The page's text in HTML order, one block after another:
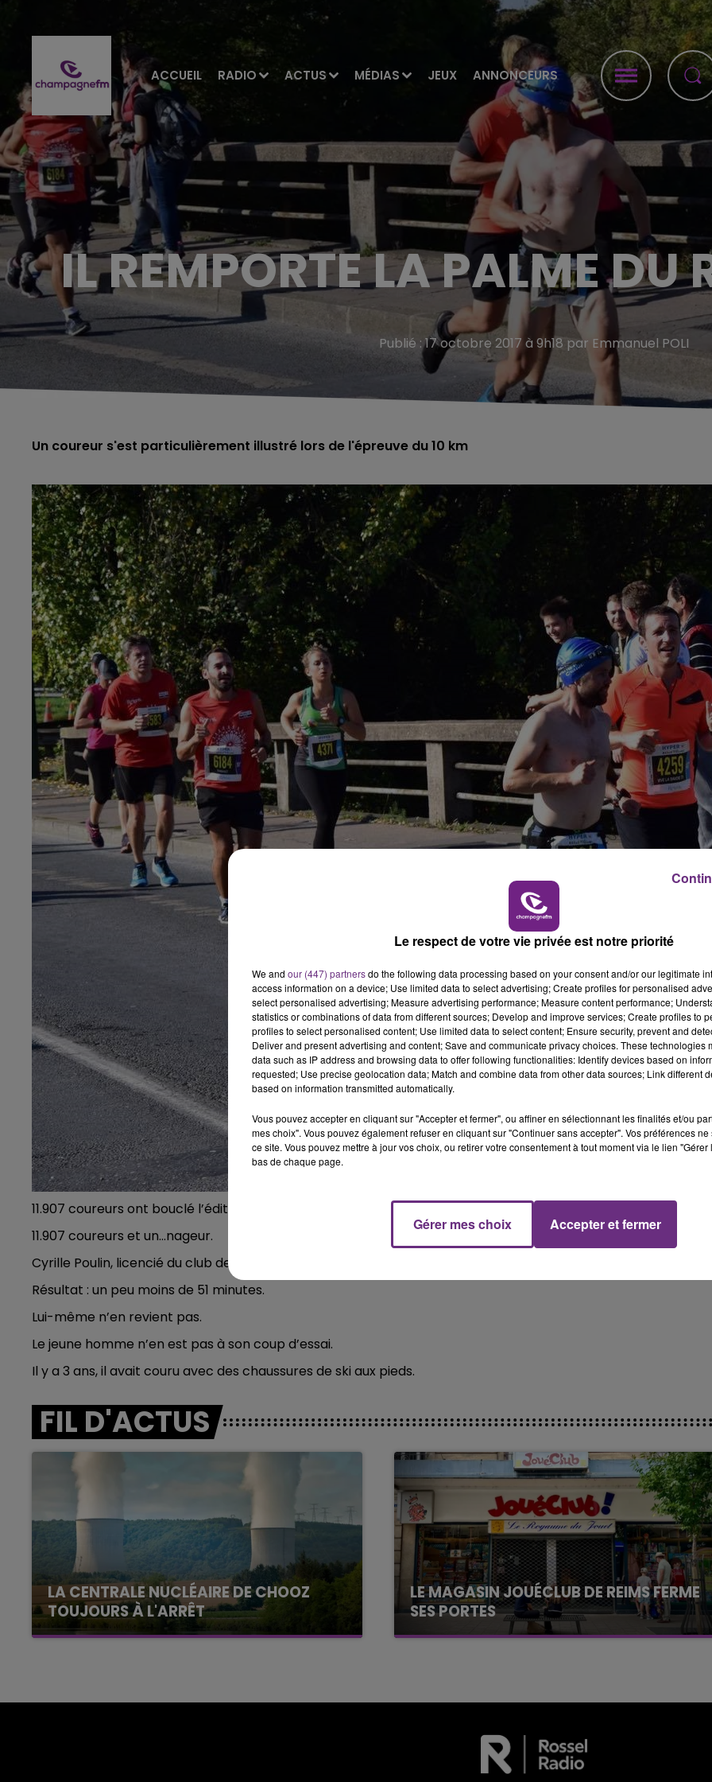
ACCUEIL RADIO ACTUS MÉDIAS JEUX ANNONCEURS
16h00 - 20h00
LE WEEK-END CHAMPAGNE FM
7h00 - 12h00
LE WEEK-END CHAMPAGNE FM
IL REMPORTE LA PALME DU
Publié : 17 octobre 2017 à 9h18 par Emmanuel POLI
Un coureur s'est particulièrement illustré lors de l'épreuve du 10 km
11.907 coureurs ont bouclé l’édition 2017 du Run In Reims, qui s'est disputé dimanche.
11.907 coureurs et un...nageur.
Cyrille Poulin, licencié du club de triathlon d’Albertville, a couru le 10 km avec des palmes au pied.
Résultat : un peu moins de 51 minutes.
Lui-même n’en revient pas.
Le jeune homme n’en est pas à son coup d’essai.
Il y a 3 ans, il avait couru avec des chaussures de ski aux pieds.
FIL D'ACTUS
LA CENTRALE NUCLÉAIRE DE CHOOZ
TOUJOURS À L'ARRÊT
Cela fait déjà une semaine que la centrale
LE MAGASIN JOUÉCLUB DE REIMS FERME
SES PORTES
C'était l'une des institutions du centre-ville
FM
7h00 - 12h00
LE WEEK-END CHAMPAGNE FM
16h00 - 20h00
LE WEEK-END CHAMPAGNE FM
Le respect de votre vie privée est notre priorité
We and our (447) partnersdo the following data processing based on your consent and/or our legitimate
access information on a device; Use limited data to select advertising; Create profiles for personalised
select personalised advertising; Measure advertising performance; Measure content performance;
statistics or combinations of data from different sources; Develop and improve services; Create profiles to
profiles to select personalised content; Use limited data to select content; Ensure security, prevent and
Deliver and present advertising and content; Save and communicate privacy choices. These technologies
data such as IP address and browsing data to offer following functionalities: Identify devices based on
requested; Use precise geolocation data; Match and combine data from other data sources; Link different
based on information transmitted automatically.
Vous pouvez accepter en cliquant sur "Accepter et fermer", ou affiner en sélectionnant les finalités et/ou
mes choix". Vous pouvez également refuser en cliquant sur "Continuer sans accepter". Vos préférences
ce site. Vous pouvez mettre à jour vos choix, ou retirer votre consentement à tout moment via le lien
bas de chaque page.
Gérer mes choix Accepter et fermer